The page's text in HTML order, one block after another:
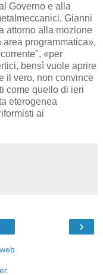
Governo e alla
Gianni
attorno alla mozione
programmatica»,
«per
bensì vuole aprire
il vero, non convince
come quello di ieri
eterogenea
ai
›
.